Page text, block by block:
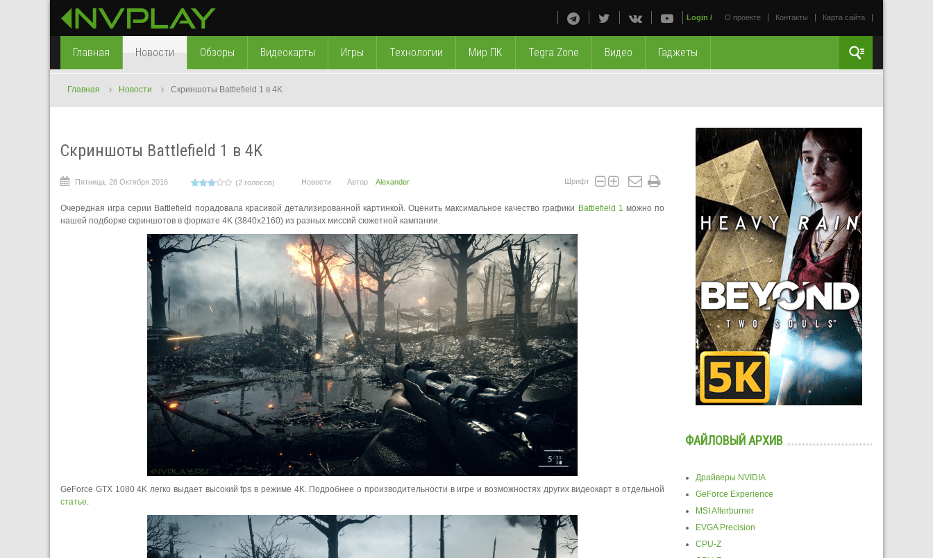
О проекте Контакты Карта сайта
Login /
Главная Новости Обзоры Видеокарты Игры Технологии Мир ПК Tegra Zone Видео Гаджеты
Главная Новости Скриншоты Battlefield 1 в 4K
Скриншоты Battlefield 1 в 4K
Пятница, 28 Октября 2016 (2 голосов) Новости Автор Alexander Шрифт
Очередная игра серии Battlefield порадовала красивой детализированной картинкой. Оценить максимальное качество графики Battlefield 1 можно по
нашей подборке скриншотов в формате 4K (3840x2160) из разных миссий сюжетной кампании.
GeForce GTX 1080 4K легко выдает высокий fps в режиме 4K. Подробнее о производительности в игре и возможностях других видеокарт в отдельной
статье.
ФАЙЛОВЫЙ АРХИВ
Драйверы NVIDIA
GeForce Experience
MSI Afterburner
EVGA Precision
CPU-Z